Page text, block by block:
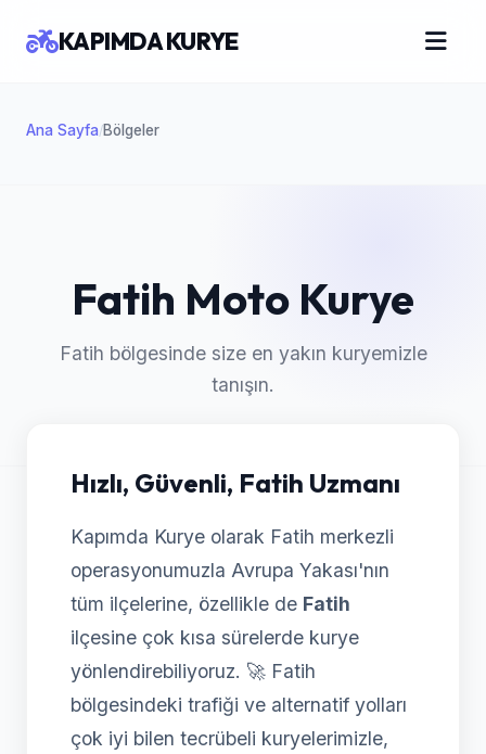
Ana Sayfa/Bölgeler
KAPIMDA KURYE
Fatih Moto Kurye
Fatih bölgesinde size en yakın kuryemizle
tanışın.
Hızlı, Güvenli, Fatih Uzmanı
Kapımda Kurye olarak Fatih merkezli
operasyonumuzla Avrupa Yakası'nın
tüm ilçelerine, özellikle de Fatih
ilçesine çok kısa sürelerde kurye
yönlendirebiliyoruz. 🚀 Fatih
bölgesindeki trafiği ve alternatif yolları
çok iyi bilen tecrübeli kuryelerimizle,